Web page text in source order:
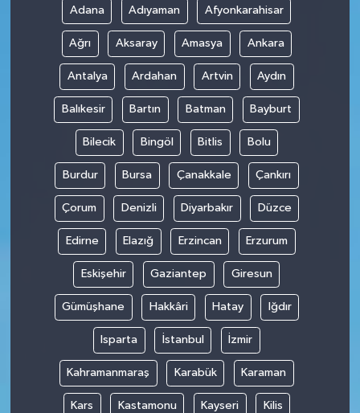
Adana Adıyaman Afyonkarahisar
Ağrı Aksaray Amasya Ankara
Antalya Ardahan Artvin Aydın
Balıkesir Bartın Batman Bayburt
Bilecik Bingöl Bitlis Bolu
Burdur Bursa Çanakkale Çankırı
Çorum Denizli Diyarbakır Düzce
Edirne Elazığ Erzincan Erzurum
Eskişehir Gaziantep Giresun
Gümüşhane Hakkâri Hatay Iğdır
Isparta İstanbul İzmir
Kahramanmaraş Karabük Karaman
Kars Kastamonu Kayseri Kilis